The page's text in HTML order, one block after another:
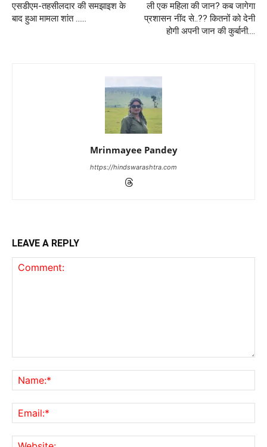
एसडीएम-तहसीलदार की समझाइश के
बाद हुआ मामला शांत ……
ली एक महिला की जान? कब जागेगा
प्रशासन नींद से..?? कितनों को देनी
होगी अपनी जान की कुर्बानी….
Mrinmayee Pandey
https://hindswarashtra.com
LEAVE A REPLY